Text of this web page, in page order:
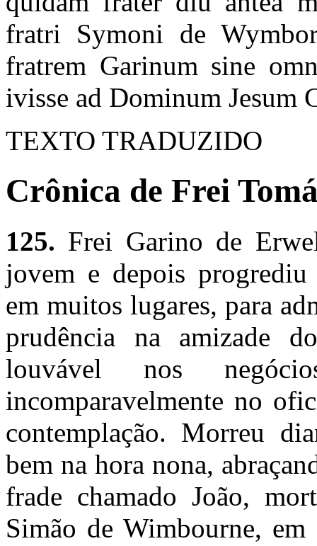
fratri Symoni de
fratrem Garinum sine
ivisse ad Dominum Jesum
TEXTO TRADUZIDO
Crônica de Frei
125. Frei Garino de
jovem e depois
em muitos lugares, para
prudência na amizade
louvável nos
incomparavelmente no
contemplação. Morreu
bem na hora nona,
frade chamado João,
Simão de Wimbourne, em